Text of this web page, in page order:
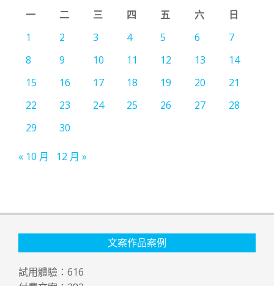
一
二 三 四 五 六
日
1
2 3 4 5 6
7
8
9 10 11 12 13
14
15
16 17 18 19 20
21
22
23 24 25 26 27
28
29
30
« 10 月 12 月 »
文案作品案例
試用體驗： 616